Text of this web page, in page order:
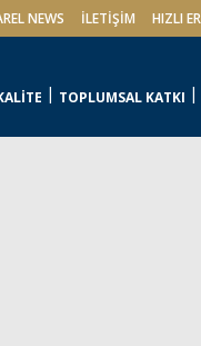
NEWS İLETIŞIM HIZLI
TOPLUMSAL KATKI